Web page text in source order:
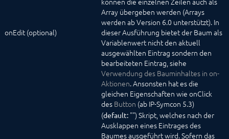
onEdit (optional)
Array übergeben werden (Arrays
werden ab Version 6.0 unterstützt). In
dieser Ausführung bietet der Baum als
Variablenwert nicht den aktuell
ausgewählten Eintrag sondern den
bearbeiteten Eintrag, siehe
Verwendung des Bauminhaltes in on-
Aktionen. Ansonsten hat es die
gleichen Eigenschaften wie onClick
des Button (ab IP-Symcon 5.3)
(default: "") Skript, welches nach der
Ausklappen eines Eintrages des
Baumes ausgeführt wird. Sofern das